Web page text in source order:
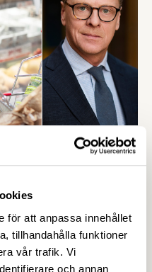
för att anpassa innehållet
tillhandahålla funktioner
vår trafik. Vi
och annan
lönsamhet i
visar att trots
2016-2024, något